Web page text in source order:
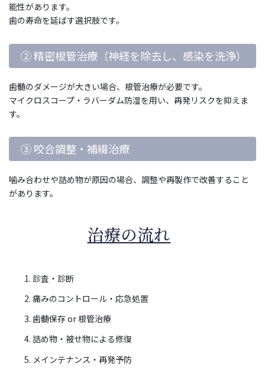
能性があります。
歯の寿命を延ばす選択肢です。
② 精密根管治療（神経を除去し、感染を洗浄）
歯髄のダメージが大きい場合、根管治療が必要です。
マイクロスコープ・ラバーダム防湿を用い、再発リスクを抑えま
す。
③ 咬合調整・補綴治療
噛み合わせや詰め物が原因の場合、調整や再製作で改善すること
があります。
治療の流れ
診査・診断
痛みのコントロール・応急処置
歯髄保存 or 根管治療
詰め物・被せ物による修復
メインテナンス・再発予防